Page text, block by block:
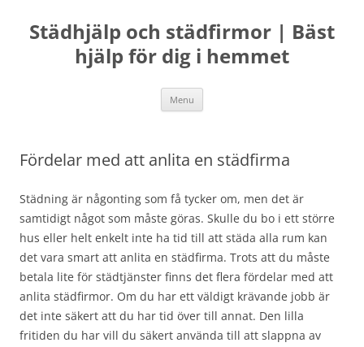
content
Städhjälp och städfirmor | Bäst
hjälp för dig i hemmet
Menu
Fördelar med att anlita en städfirma
Städning är någonting som få tycker om, men det är
samtidigt något som måste göras. Skulle du bo i ett större
hus eller helt enkelt inte ha tid till att städa alla rum kan
det vara smart att anlita en städfirma. Trots att du måste
betala lite för städtjänster finns det flera fördelar med att
anlita städfirmor. Om du har ett väldigt krävande jobb är
det inte säkert att du har tid över till annat. Den lilla
fritiden du har vill du säkert använda till att slappna av